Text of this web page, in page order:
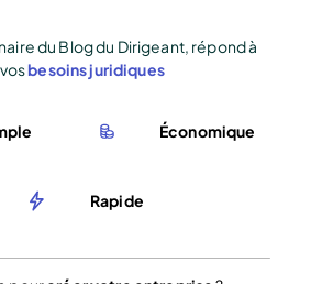
du Blog du Dirigeant, répond à
besoins juridiques
Économique
Rapide